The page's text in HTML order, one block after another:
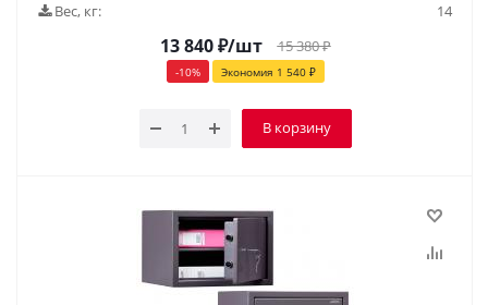
Вес, кг:
14
13 840₽/шт 15 380₽
-10% Экономия 1 540₽
В корзину